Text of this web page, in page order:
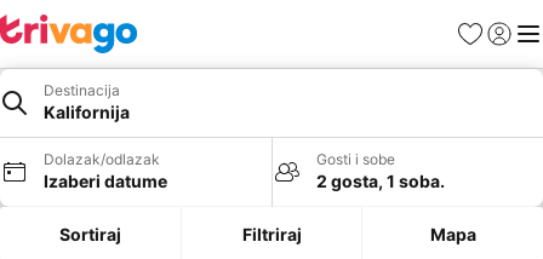
FavoritiPrijavi
Destinacija
Kalifornija
Dolazak/odlazak
Izaberi datume
Gosti i sobe
2 gosta, 1 soba.
Sortiraj Filtriraj Mapa